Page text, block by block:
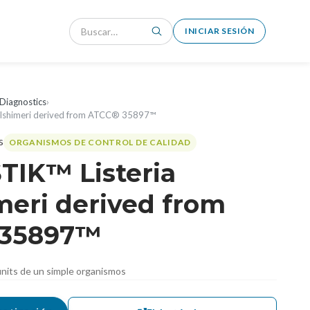
INICIAR SESIÓN
›
derived from ATCC® 35897™
ORGANISMOS DE CONTROL DE CALIDAD
Listeria
derived from
de un simple organismos